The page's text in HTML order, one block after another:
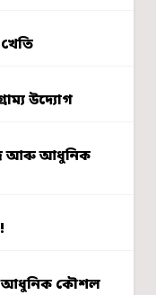
উদ্যোগ
আৰু আধুনিক
আধুনিক কৌশল